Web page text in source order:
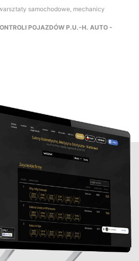
samochodowe, mechanicy
POJAZDÓW P.U.-H. AUTO -